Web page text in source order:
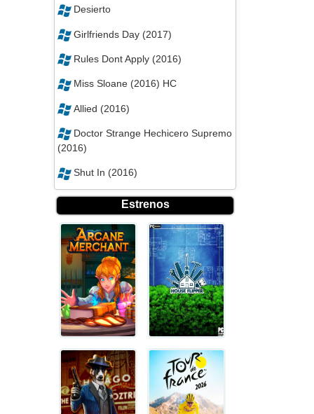
Desierto
Girlfriends Day (2017)
Rules Dont Apply (2016)
Miss Sloane (2016) HC
Allied (2016)
Doctor Strange Hechicero Supremo
(2016)
Shut In (2016)
Estrenos